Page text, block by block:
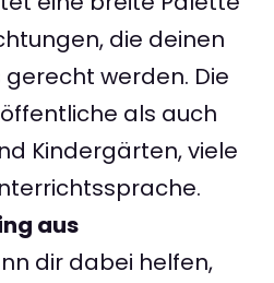
die deinen
werden. Die
als auch
Kindergärten, viele
aus
dir dabei helfen,